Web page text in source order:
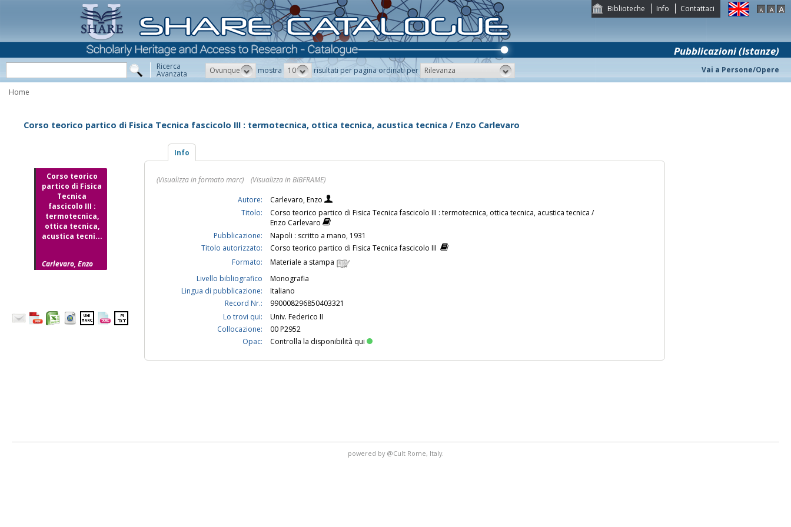
Biblioteche Info Contattaci
Pubblicazioni (Istanze)
Ricerca
Avanzata Ovunque mostra 10 risultati per pagina ordinati per Rilevanza Vai a Persone/Opere
Home
Corso teorico partico di Fisica Tecnica fascicolo III : termotecnica, ottica tecnica, acustica tecnica / Enzo Carlevaro
Corso teorico
partico di Fisica
Tecnica
fascicolo III :
termotecnica,
ottica tecnica,
acustica tecni...
Carlevaro, Enzo
Info
(Visualizza in formato marc)
(Visualizza in BIBFRAME)
Autore:
Carlevaro, Enzo
Titolo:
Corso teorico partico di Fisica Tecnica fascicolo III : termotecnica, ottica tecnica, acustica tecnica /
Enzo Carlevaro
Pubblicazione:
Napoli : scritto a mano, 1931
Titolo autorizzato:
Corso teorico partico di Fisica Tecnica fascicolo III
Formato:
Materiale a stampa
Livello bibliografico
Monografia
Lingua di pubblicazione:
Italiano
Record Nr.:
990008296850403321
Lo trovi qui:
Univ. Federico II
Collocazione:
00 P2952
Opac:
Controlla la disponibilità qui
powered by @Cult Rome, Italy.